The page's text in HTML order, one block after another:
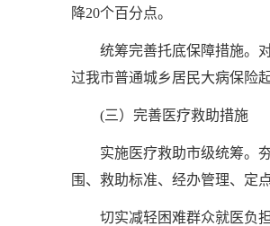
降20个百分点。
统筹完善托底保障措施。
过我市普通城乡居民大病保险
(三）完善医疗救助措施
实施医疗救助市级统筹。
围、救助标准、经办管理、定
切实减轻困难群众就医负